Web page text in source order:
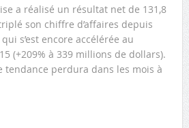
a réalisé un résultat net de 131,8
son chiffre d’affaires depuis
s’est encore accélérée au
(+209% à 339 millions de dollars).
tendance perdura dans les mois à